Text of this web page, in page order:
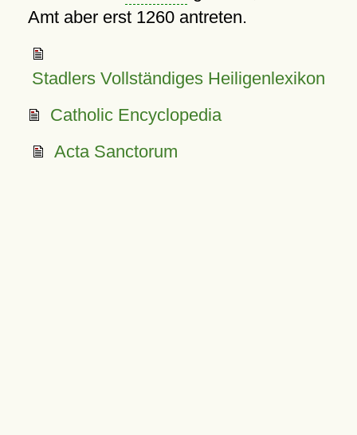
Amt aber erst 1260 antreten.
Stadlers Vollständiges Heiligenlexikon
Catholic Encyclopedia
Acta Sanctorum